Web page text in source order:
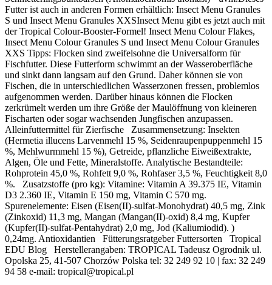
Futter ist auch in anderen Formen erhältlich: Insect Menu Granules
S und Insect Menu Granules XXSInsect Menu gibt es jetzt auch mit
der Tropical Colour-Booster-Formel! Insect Menu Colour Flakes,
Insect Menu Colour Granules S und Insect Menu Colour Granules
XXS Tipps: Flocken sind zweifelsohne die Universalform für
Fischfutter. Diese Futterform schwimmt an der Wasseroberfläche
und sinkt dann langsam auf den Grund. Daher können sie von
Fischen, die in unterschiedlichen Wasserzonen fressen, problemlos
aufgenommen werden. Darüber hinaus können die Flocken
zerkrümelt werden um ihre Größe der Maulöffnung von kleineren
Fischarten oder sogar wachsenden Jungfischen anzupassen.
Alleinfuttermittel für Zierfische Zusammensetzung: Insekten
(Hermetia illucens Larvenmehl 15 %, Seidenraupenpuppenmehl 15
%, Mehlwurmmehl 15 %), Getreide, pflanzliche Eiweißextrakte,
Algen, Öle und Fette, Mineralstoffe. Analytische Bestandteile:
Rohprotein 45,0 %, Rohfett 9,0 %, Rohfaser 3,5 %, Feuchtigkeit 8,0
%. Zusatzstoffe (pro kg): Vitamine: Vitamin A 39.375 IE, Vitamin
D3 2.360 IE, Vitamin E 150 mg, Vitamin C 570 mg.
Spurenelemente: Eisen (Eisen(II)-sulfat-Monohydrat) 40,5 mg, Zink
(Zinkoxid) 11,3 mg, Mangan (Mangan(II)-oxid) 8,4 mg, Kupfer
(Kupfer(II)-sulfat-Pentahydrat) 2,0 mg, Jod (Kaliumiodid). )
0,24mg. Antioxidantien Fütterungsratgeber Futtersorten Tropical
EDU Blog Herstellerangaben: TROPICAL Tadeusz Ogrodnik ul.
Opolska 25, 41-507 Chorzów Polska tel: 32 249 92 10 | fax: 32 249
94 58 e-mail: tropical@tropical.pl